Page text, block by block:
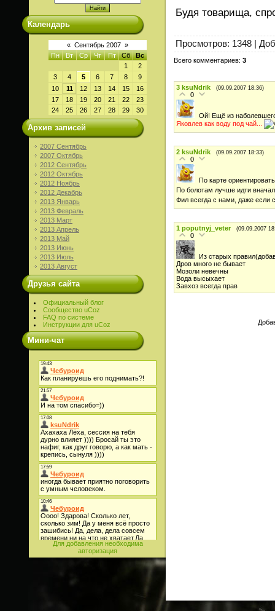
Календарь
« Сентябрь 2007 »
Пн
Вт Ср Чт Пт Сб
Вс
1
2
3
4 5 6 7 8
9
10
11 12 13 14 15
16
17
18 19 20 21 22
23
24
25 26 27 28 29 30
Архив записей
2007 Сентябрь
2007 Октябрь
2012 Сентябрь
2012 Октябрь
2012 Ноябрь
2012 Декабрь
2013 Январь
2013 Февраль
2013 Март
2013 Апрель
2013 Май
2013 Июнь
2013 Июль
2013 Август
Друзья сайта
Официальный блог
Сообщество uCoz
FAQ по системе
Инструкции для uCoz
Мини-чат
Для добавления необходима
авторизация
Будя товарища,
Просмотров: 1348 |
Всего комментариев: 3
3 ksuNdrik (09.09.2007 18:36)
0
Ой! Ещё из
Яковлев как воду под чай...
2 ksuNdrik (09.09.2007 18:33)
0
По карте
По болотам лучше идти
Фил всегда с нами, даже если
1 poputnyj_veter (09.09.2007
0
Из старых
Дров много не бывает
Мозоли невечны
Вода высыхает
Завхоз всегда прав